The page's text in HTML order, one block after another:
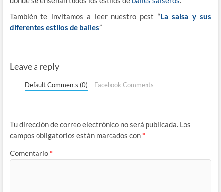
También te invitamos a leer nuestro post “La salsa y sus
diferentes estilos de bailes”
Leave a reply
Default Comments (0) Facebook Comments
Tu dirección de correo electrónico no será publicada. Los
campos obligatorios están marcados con *
Comentario *